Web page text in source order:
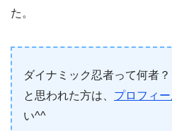
た。
ダイナミック忍者って何者？
と思われた方は、 プロフィ
い^^